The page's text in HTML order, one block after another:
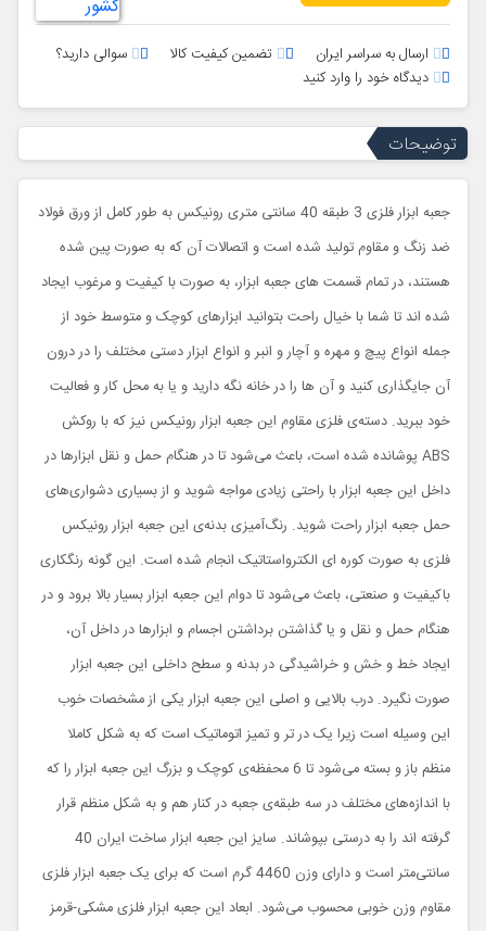
ارسال به سراسر ایران تضمین کیفیت کالا
سوالی دارید؟
دیدگاه خود را وارد کنید
توضیحات
جعبه ابزار فلزی 3 طبقه 40 سانتی متری رونیکس به طور کامل از ورق فولاد
ضد زنگ و مقاوم تولید شده است و اتصالات آن که به صورت پین شده
هستند، در تمام قسمت های جعبه ابزار، به صورت با کیفیت و مرغوب ایجاد
شده اند تا شما با خیال راحت بتوانید ابزارهای کوچک و متوسط خود از
جمله انواع پیچ و مهره و آچار و انبر و انواع ابزار دستی مختلف را در درون
آن جایگذاری کنید و آن ها را در خانه نگه دارید و یا به محل کار و فعالیت
خود ببرید. دسته‌ی فلزی مقاوم این جعبه ابزار رونیکس نیز که با روکش
ABS پوشانده شده است، باعث می‌شود تا در هنگام حمل و نقل ابزارها در
داخل این جعبه ابزار با راحتی زیادی مواجه شوید و از بسیاری دشواری‌های
حمل جعبه ابزار راحت شوید. رنگ‌آمیزی بدنه‌ی این جعبه ابزار رونیکس
فلزی به صورت کوره ای الکترواستاتیک انجام شده است. این گونه رنگکاری
باکیفیت و صنعتی، باعث می‌شود تا دوام این جعبه ابزار بسیار بالا برود و در
هنگام حمل و نقل و یا گذاشتن برداشتن اجسام و ابزارها در داخل آن،
ایجاد خط و خش و خراشیدگی در بدنه و سطح داخلی این جعبه ابزار
صورت نگیرد. درب بالایی و اصلی این جعبه ابزار یکی از مشخصات خوب
این وسیله است زیرا یک در تر و تمیز اتوماتیک است که به شکل کاملا
منظم باز و بسته می‌شود تا 6 محفظه‌ی کوچک و بزرگ این جعبه ابزار را که
با اندازه‌های مختلف در سه طبقه‌ی جعبه در کنار هم و به شکل منظم قرار
گرفته اند را به درستی بپوشاند. سایز این جعبه ابزار ساخت ایران 40
سانتی‌متر است و دارای وزن 4460 گرم است که برای یک جعبه ابزار فلزی
مقاوم وزن خوبی محسوب می‌شود. ابعاد این جعبه ابزار فلزی مشکی-قرمز